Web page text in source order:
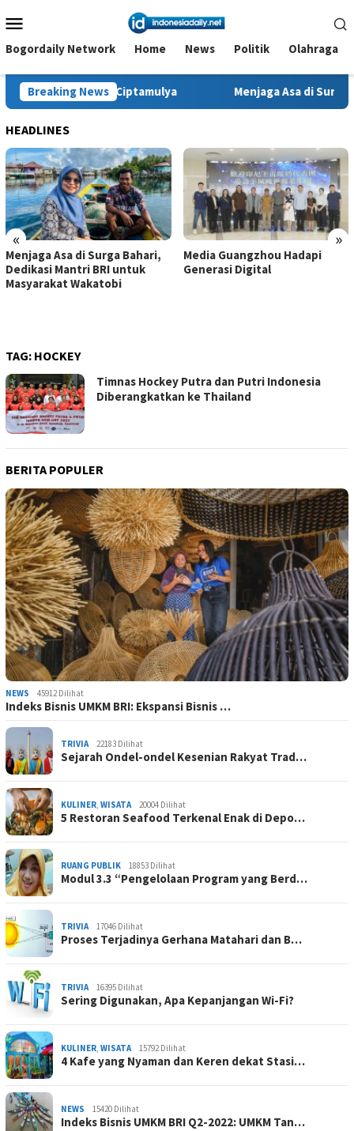
ke
kontenMobile
Bogordaily Network Home News Politik Olahraga
Breaking News
Ciptamulya Menjaga Asa di Surga Bahari,
HEADLINES
« »
Menjaga Asa di Surga Bahari,
Dedikasi Mantri BRI untuk
Masyarakat Wakatobi
Media Guangzhou Hadapi
Generasi Digital
TAG: HOCKEY
Timnas Hockey Putra dan Putri Indonesia
Diberangkatkan ke Thailand
BERITA POPULER
NEWS 45912 Dilihat
Indeks Bisnis UMKM BRI: Ekspansi Bisnis …
TRIVIA 22183 Dilihat
Sejarah Ondel-ondel Kesenian Rakyat Trad…
KULINER, WISATA 20004 Dilihat
5 Restoran Seafood Terkenal Enak di Depo…
RUANG PUBLIK 18853 Dilihat
Modul 3.3 “Pengelolaan Program yang Berd…
TRIVIA 17046 Dilihat
Proses Terjadinya Gerhana Matahari dan B…
TRIVIA 16395 Dilihat
Sering Digunakan, Apa Kepanjangan Wi-Fi?
KULINER, WISATA 15792 Dilihat
4 Kafe yang Nyaman dan Keren dekat Stasi…
NEWS 15420 Dilihat
Indeks Bisnis UMKM BRI Q2-2022: UMKM Tan…